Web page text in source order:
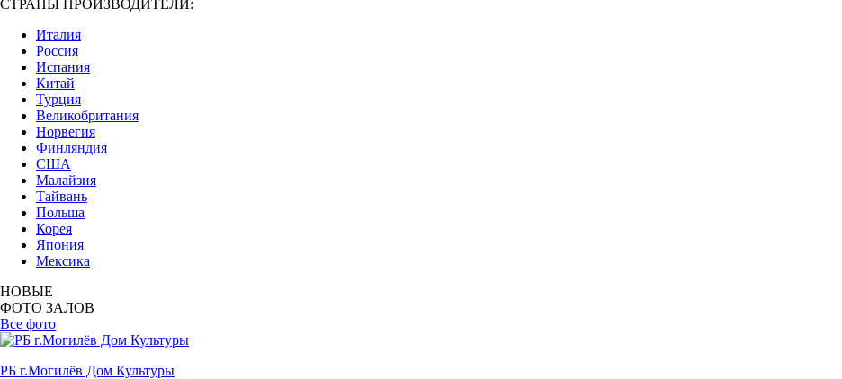
СТРАНЫ ПРОИЗВОДИТЕЛИ:
Италия
Россия
Испания
Китай
Турция
Великобритания
Норвегия
Финляндия
США
Малайзия
Тайвань
Польша
Корея
Япония
Мексика
НОВЫЕ
ФОТО ЗАЛОВ
Все фото
РБ г.Могилёв Дом Культуры